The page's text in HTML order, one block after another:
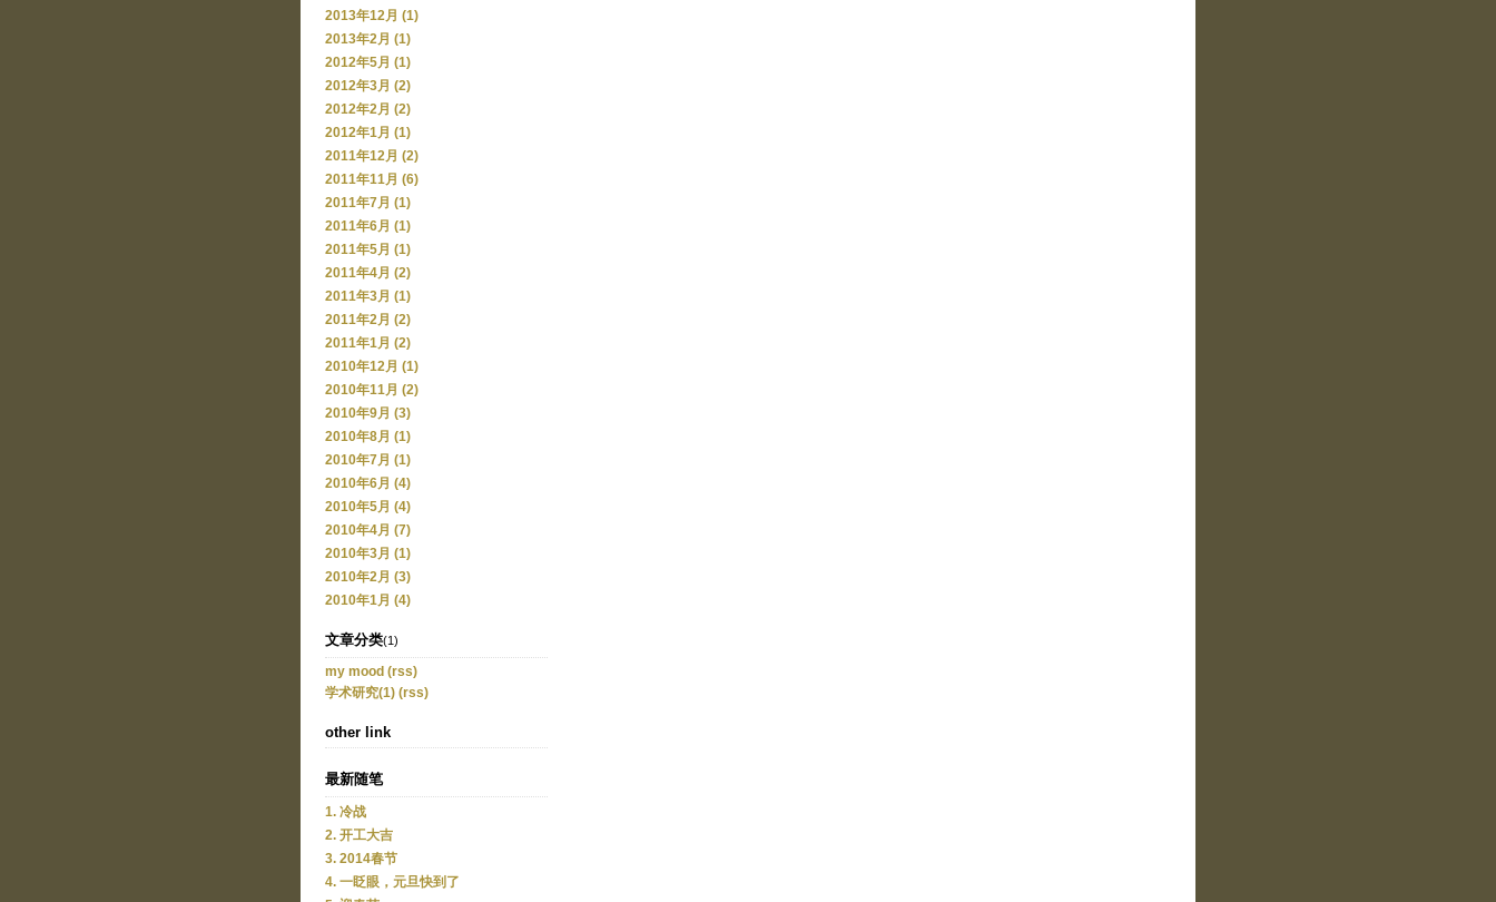
2013年12月 (1)
2013年2月 (1)
2012年5月 (1)
2012年3月 (2)
2012年2月 (2)
2012年1月 (1)
2011年12月 (2)
2011年11月 (6)
2011年7月 (1)
2011年6月 (1)
2011年5月 (1)
2011年4月 (2)
2011年3月 (1)
2011年2月 (2)
2011年1月 (2)
2010年12月 (1)
2010年11月 (2)
2010年9月 (3)
2010年8月 (1)
2010年7月 (1)
2010年6月 (4)
2010年5月 (4)
2010年4月 (7)
2010年3月 (1)
2010年2月 (3)
2010年1月 (4)
文章分类(1)
my mood (rss)
学术研究(1) (rss)
other link
最新随笔
1. 冷战
2. 开工大吉
3. 2014春节
4. 一眨眼，元旦快到了